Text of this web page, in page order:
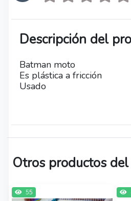
Descripción del
Batman moto
Es plástica a fricción
Usado
Otros productos
55